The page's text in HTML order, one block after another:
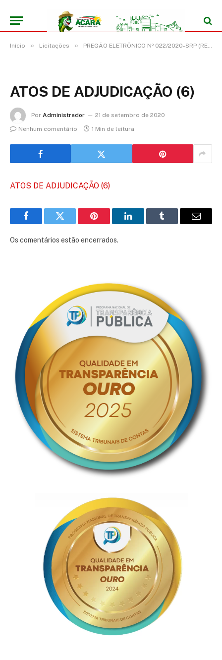
Início » Licitações » PREGÃO ELETRÔNICO Nº 022/2020-SRP (REGISTRO DE PREÇO PARA EVENTUAL CONTRATAÇÃO DE EMPRESA ESPECIALIZADA PARA SERVIÇO DE LOCAÇÃO DE VEÍCULO E EMBARCAÇÃO)
ATOS DE ADJUDICAÇÃO (6)
Por Administrador
21 de setembro de 2020
Nenhum comentário
1 Min de leitura
ATOS DE ADJUDICAÇÃO (6)
FacebookTwitter Pinterest LinkedInTumblr
E-
Os comentários estão encerrados.